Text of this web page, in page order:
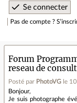
Pas de compte ?
Forum
reseau de
Posté par PhotoVG le
Bonjour,
Je suis photographe